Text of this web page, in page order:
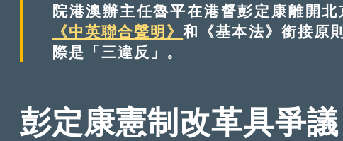
院港澳辦主任魯平在港督彭定康離開
《中英聯合聲明》和《基本法》銜接原
際是「三違反」。
彭定康憲制改革具爭